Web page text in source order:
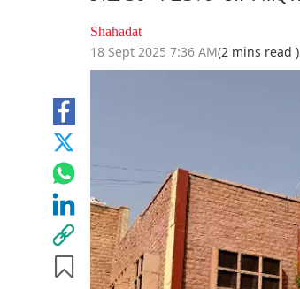
Shahadat
18 Sept 2025 7:36 AM(2 mins read )